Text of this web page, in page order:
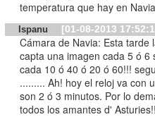
temperatura que hay en
Ispanu [01-08-2013
Cámara de Navia: Esta
capta una imagen cada 5 ó
cada 10 ó 40 ó 20 ó 60!!!
......... Ah! hoy el reloj va con
son 2 ó 3 minutos. Por lo demás, muy bien. Saludos y buen verano para
todos los amantes d'